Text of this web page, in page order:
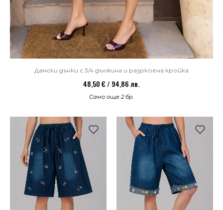
Дамски дънки с 3/4 дължина и разркоена кройка
48,50 € / 94,86 лв.
Само още 2 бр.
НОВО НОВО